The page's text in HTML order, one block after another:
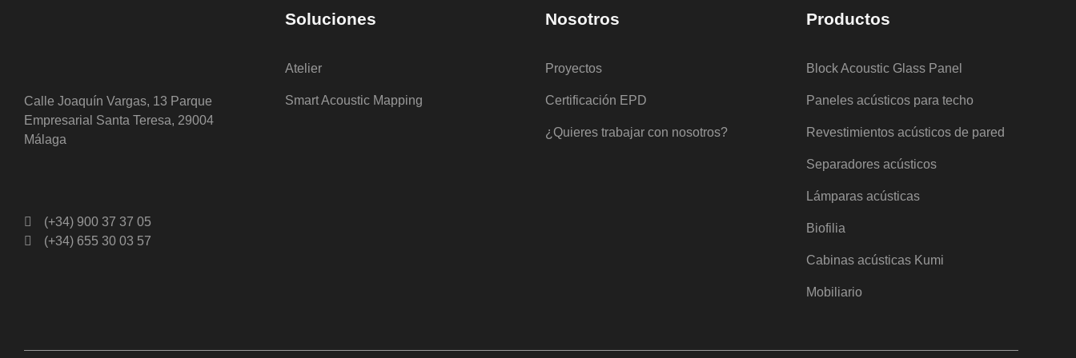
Calle Joaquín Vargas, 13 Parque
Empresarial Santa Teresa, 29004
Málaga
(+34) 900 37 37 05
(+34) 655 30 03 57
Soluciones
Atelier
Smart Acoustic Mapping
Nosotros
Proyectos
Certificación EPD
¿Quieres trabajar con nosotros?
Productos
Block Acoustic Glass Panel
Paneles acústicos para techo
Revestimientos acústicos de pared
Separadores acústicos
Lámparas acústicas
Biofilia
Cabinas acústicas Kumi
Mobiliario